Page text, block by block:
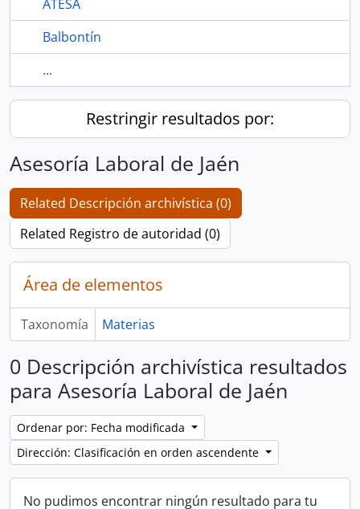
ATESA
Balbontín
...
Restringir resultados por:
Asesoría Laboral de Jaén
Related Descripción archivística (0)
Related Registro de autoridad (0)
Área de elementos
Taxonomía Materias
0 Descripción archivística resultados
para Asesoría Laboral de Jaén
Ordenar por: Fecha modificada
Dirección: Clasificación en orden ascendente
No pudimos encontrar ningún resultado para tu